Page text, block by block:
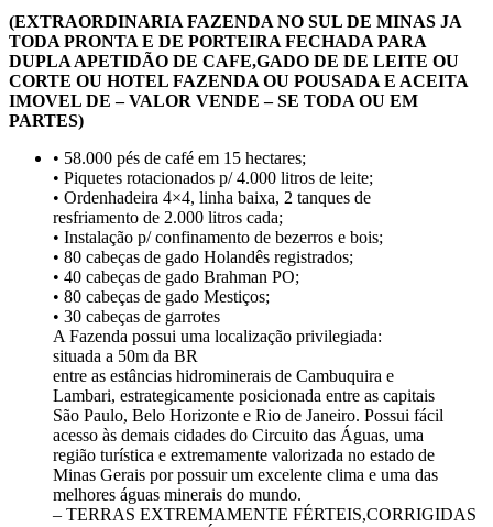
(EXTRAORDINARIA FAZENDA NO SUL DE MINAS JA
TODA PRONTA E DE PORTEIRA FECHADA PARA
DUPLA APETIDÃO DE CAFE,GADO DE DE LEITE OU
CORTE OU HOTEL FAZENDA OU POUSADA E ACEITA
IMOVEL DE – VALOR VENDE – SE TODA OU EM
PARTES)
• 58.000 pés de café em 15 hectares;
• Piquetes rotacionados p/ 4.000 litros de leite;
• Ordenhadeira 4×4, linha baixa, 2 tanques de
resfriamento de 2.000 litros cada;
• Instalação p/ confinamento de bezerros e bois;
• 80 cabeças de gado Holandês registrados;
• 40 cabeças de gado Brahman PO;
• 80 cabeças de gado Mestiços;
• 30 cabeças de garrotes
A Fazenda possui uma localização privilegiada:
situada a 50m da BR
entre as estâncias hidrominerais de Cambuquira e
Lambari, estrategicamente posicionada entre as capitais
São Paulo, Belo Horizonte e Rio de Janeiro. Possui fácil
acesso às demais cidades do Circuito das Águas, uma
região turística e extremamente valorizada no estado de
Minas Gerais por possuir um excelente clima e uma das
melhores águas minerais do mundo.
– TERRAS EXTREMAMENTE FÉRTEIS,CORRIGIDAS